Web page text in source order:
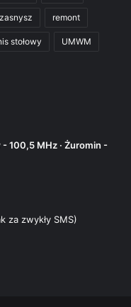
remont
stołowy UMWM
- 100,5 MHz · Żuromin -
za zwykły SMS)